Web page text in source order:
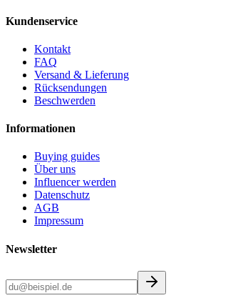
Kundenservice
Kontakt
FAQ
Versand & Lieferung
Rücksendungen
Beschwerden
Informationen
Buying guides
Über uns
Influencer werden
Datenschutz
AGB
Impressum
Newsletter